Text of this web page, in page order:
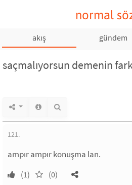
normal
akış gündem
saçmalıyorsun demenin
121.
ampır ampır konuşma lan.
(1) (0)